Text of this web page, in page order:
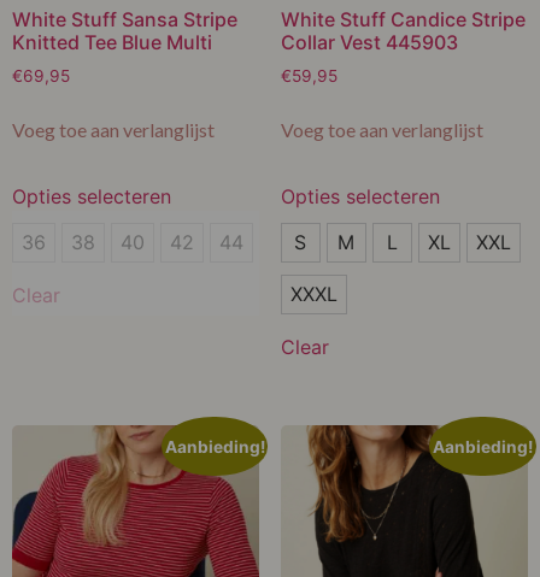
White Stuff Sansa Stripe
Knitted Tee Blue Multi
€69,95
Voeg toe aan verlanglijst
Opties selecteren
36
38
44
36 38 40 42 44
Clear
White Stuff Candice Stripe
Collar Vest 445903
€59,95
Voeg toe aan verlanglijst
Opties selecteren
S
M
XXL
XXXL
S M L XL XXL
XXXL
Clear
Aanbieding! Aanbieding!